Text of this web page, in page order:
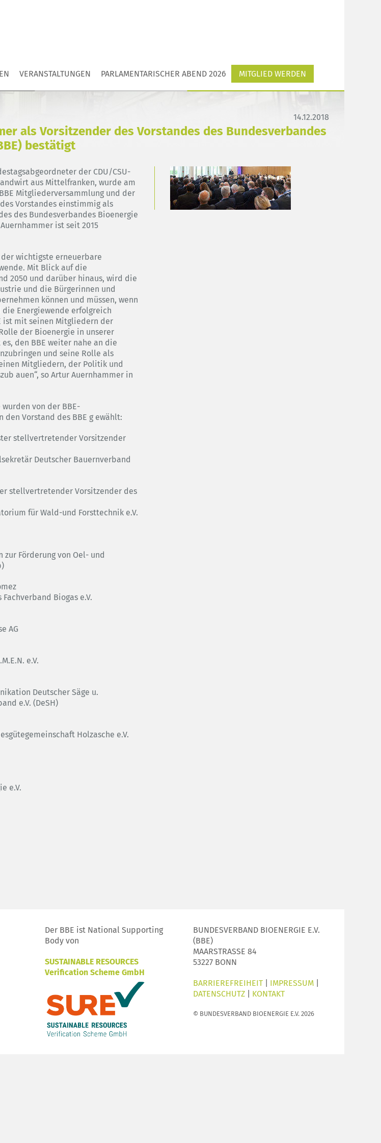
VERANSTALTUNGEN PARLAMENTARISCHER ABEND 2026 MITGLIED WERDEN
14.12.2018
als Vorsitzender des Vorstandes des Bundesverbandes
bestätigt
der CDU/CSU-
aus Mittelfranken, wurde am
Mitgliederversammlung und der
Vorstandes einstimmig als
des Bundesverbandes Bioenergie
ist seit 2015
der wichtigste erneuerbare
Mit Blick auf die
2050 und darüber hinaus, wird die
und die Bürgerinnen und
können und müssen, wenn
Energiewende erfolgreich
ist mit seinen Mitgliedern der
der Bioenergie in unserer
den BBE weiter nahe an die
und seine Rolle als
Mitgliedern, der Politik und
auen“, so Artur Auernhammer in
von der BBE-
Vorstand des BBE g ewählt:
stellvertretender Vorsitzender
Deutscher Bauernverband
stellvertretender Vorsitzender des
für Wald-und Forsttechnik e.V.
zur Förderung von Oel- und
Biogas e.V.
AG
e.V.
Deutscher Säge u.
e.V. (DeSH)
Holzasche e.V.
e.V.
Der BBE ist National Supporting
Body von
SUSTAINABLE RESOURCES
Verification Scheme GmbH
BUNDESVERBAND BIOENERGIE E.V.
(BBE)
MAARSTRASSE 84
53227 BONN
BARRIEREFREIHEIT IMPRESSUM
DATENSCHUTZ
KONTAKT
© BUNDESVERBAND BIOENERGIE E.V. 2026